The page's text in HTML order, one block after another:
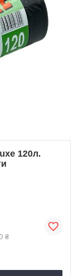
120л.
₴